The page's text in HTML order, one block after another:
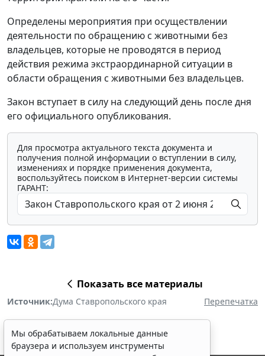
Определены мероприятия при осуществлении
деятельности по обращению с животными без
владельцев, которые не проводятся в период
действия режима экстраординарной ситуации в
области обращения с животными без владельцев.
Закон вступает в силу на следующий день после дня
его официального опубликования.
Для просмотра актуального текста документа и
получения полной информации о вступлении в силу,
изменениях и порядке применения документа,
воспользуйтесь поиском в Интернет-версии системы
ГАРАНТ:
Показать все материалы
Источник:Дума Ставропольского края Перепечатка
Мы обрабатываем локальные данные
браузера и используем инструменты